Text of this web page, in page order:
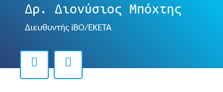
Δρ. Διονύσιος Μπόχτης
Διευθυντής iBO/EKETA